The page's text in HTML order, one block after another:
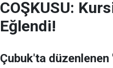
COŞKUSU:
Eğlendi!
Çubuk'ta